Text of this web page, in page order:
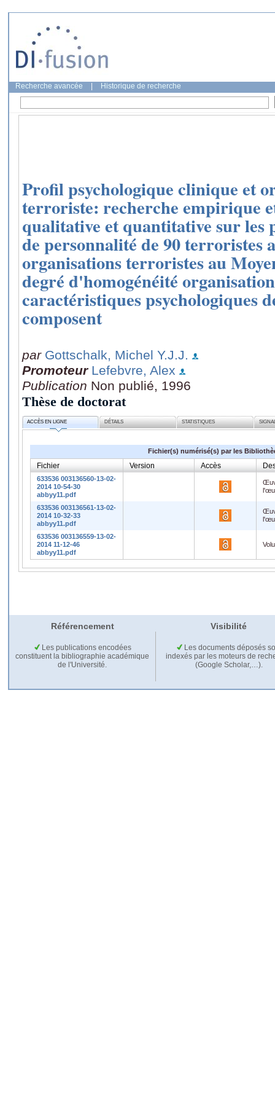
Recherche avancée Historique de recherche
Profil psychologique clinique et
terroriste: recherche empirique
qualitative et quantitative sur les
de personnalité de 90 terroristes
organisations terroristes au
degré d'homogénéité
caractéristiques psychologiques
composent
par Gottschalk, Michel Y.J.J.
Promoteur Lefebvre, Alex
Publication Non publié, 1996
Thèse de doctorat
ACCÈS EN LIGNE DÉTAILS STATISTIQUES
Fichier(s) numérisé(s) par les
Fichier Version Accès
633536 003136560-13-02-
2014 10-54-30
abbyy11.pdf
633536 003136561-13-02-
2014 10-32-33
abbyy11.pdf
633536 003136559-13-02-
2014 11-12-46
abbyy11.pdf
Référencement Visibilité
Les publications encodées
constituent la bibliographie académique
de l'Université.
Les documents déposés
indexés par les moteurs de
(Google Scholar,…).